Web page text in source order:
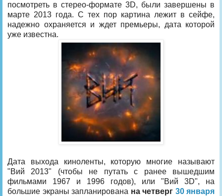
посмотреть в стерео-формате 3D, были завершены в
марте 2013 года. С тех пор картина лежит в сейфе,
надежно охраняется и ждет премьеры, дата которой
уже известна.
Дата выхода киноленты, которую многие называют
"Вий 2013" (чтобы не путать с ранее вышедшим
фильмами 1967 и 1996 годов), или "Вий 3D", на
большие экраны запланирована на четверг 30 января